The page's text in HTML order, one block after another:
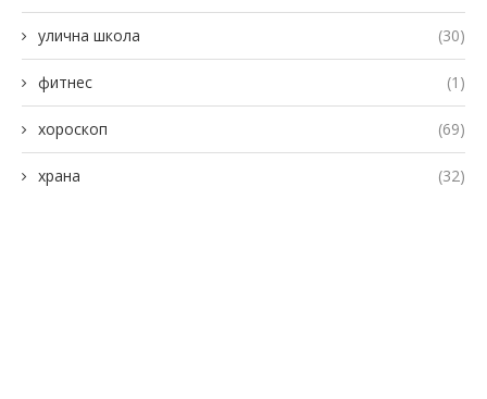
улична школа (30)
фитнес (1)
хороскоп (69)
храна (32)